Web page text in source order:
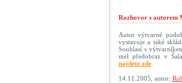
Rozhovor s autorem
Autor výtvarné
vystavuje a také
Souhlasí s
mel předobraz v
najdete zde.
14.11.2005, autor: